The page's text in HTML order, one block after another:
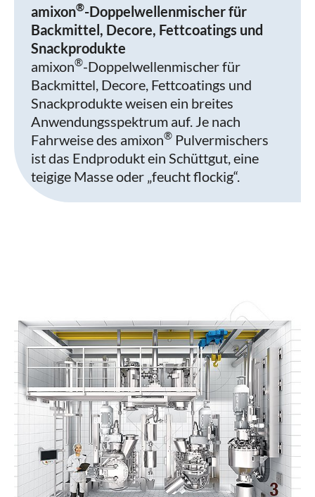
amixon®-Doppelwellenmischer für
Backmittel, Decore, Fettcoatings und
Snackprodukte
amixon®-Doppelwellenmischer für
Backmittel, Decore, Fettcoatings und
Snackprodukte weisen ein breites
Anwendungsspektrum auf. Je nach
Fahrweise des amixon® Pulvermischers
ist das Endprodukt ein Schüttgut, eine
teigige Masse oder „feucht flockig“.